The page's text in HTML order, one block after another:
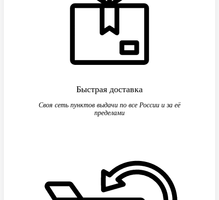
Быстрая доставка
Своя сеть пунктов выдачи по все России и за её
пределами